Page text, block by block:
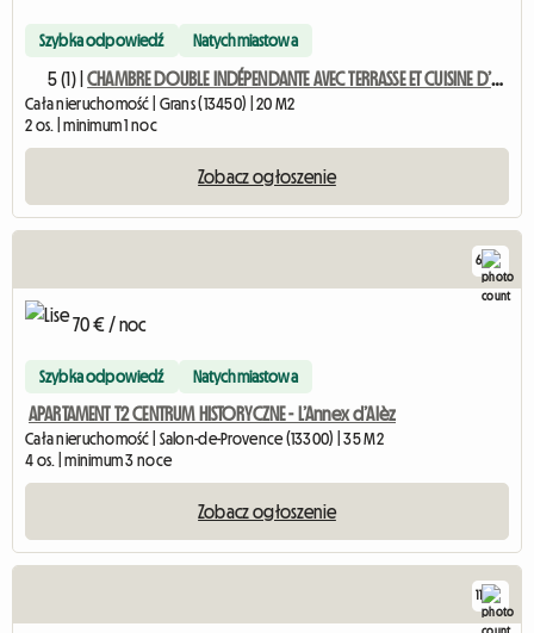
Szybka odpowiedź Natychmiastowa
5 (1) | CHAMBRE DOUBLE INDÉPENDANTE AVEC TERRASSE ET CUISINE D’ÉTÉ
Cała nieruchomość | Grans (13450) | 20 M2
2 os. | minimum 1 noc
Zobacz ogłoszenie
6
70 € / noc
Szybka odpowiedź Natychmiastowa
APARTAMENT T2 CENTRUM HISTORYCZNE - L’Annex d’Alèz
Cała nieruchomość | Salon-de-Provence (13300) | 35 M2
4 os. | minimum 3 noce
Zobacz ogłoszenie
11